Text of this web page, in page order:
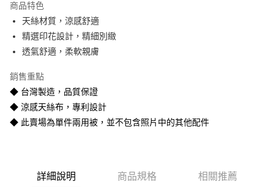
街口支付
悠遊付
全盈+PAY
AFTEE先享後付
相關說明
１．簡單：不需註冊會員、不需綁卡、不需儲值。
２．便利：只要手機號碼，簡訊認證，即可結帳。
運送方式
商品特色
天絲材質，涼感舒適
精選印花設計，精細別緻
透氣舒適，柔軟親膚
銷售重點
◆ 台灣製造，品質保證
◆ 涼感天絲布，專利設計
◆ 此賣場為單件兩用被，並不包含照片中的其他配件
詳細說明 商品規格 相關推薦